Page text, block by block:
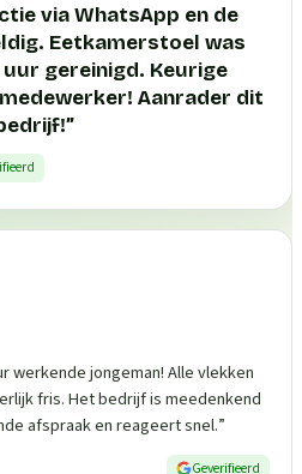
via WhatsApp en de
Eetkamerstoel was
uur gereinigd. Keurige
Aanrader dit
”
werkende jongeman! Alle vlekken
fris. Het bedrijf is meedenkend
afspraak en reageert snel.”
Geverifieerd